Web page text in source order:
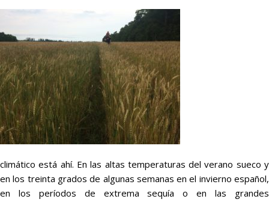
climático está ahí. En las altas temperaturas del verano sueco y
en los treinta grados de algunas semanas en el invierno español,
en los períodos de extrema sequía o en las grandes